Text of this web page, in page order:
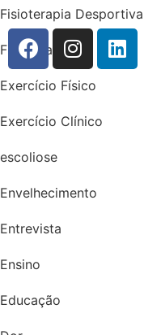
Fisioterapia Desportiva
Fisioterapia
Exercício Físico
Exercício Clínico
escoliose
Envelhecimento
Entrevista
Ensino
Educação